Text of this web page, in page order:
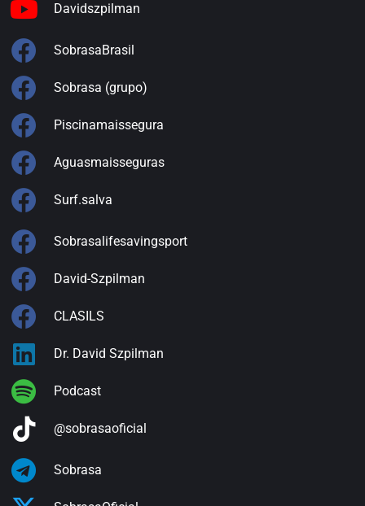
Davidszpilman
SobrasaBrasil
Sobrasa (grupo)
Piscinamaissegura
Aguasmaisseguras
Surf.salva
Sobrasalifesavingsport
David-Szpilman
CLASILS
Dr. David Szpilman
Podcast
@sobrasaoficial
Sobrasa